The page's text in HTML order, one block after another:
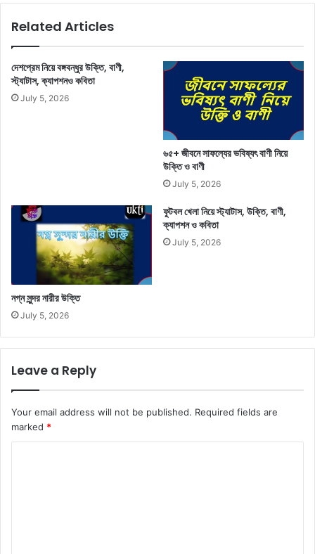
Related Articles
দেশপ্রেম নিয়ে বঙ্গবন্ধুর উক্তি, বাণী,
স্ট্যাটাস, ক্যাপশনও কবিতা
July 5, 2026
৬৫+ জীবনে সাফল্যের ভবিষ্যৎ বাণী নিয়ে
উক্তি ও বাণী
July 5, 2026
নগ্ন সুন্দর নারীর উক্তি
July 5, 2026
ফুটবল খেলা নিয়ে স্ট্যাটাস, উক্তি, বাণী,
ক্যাপশন ও কবিতা
July 5, 2026
Leave a Reply
Your email address will not be published. Required fields are
marked *